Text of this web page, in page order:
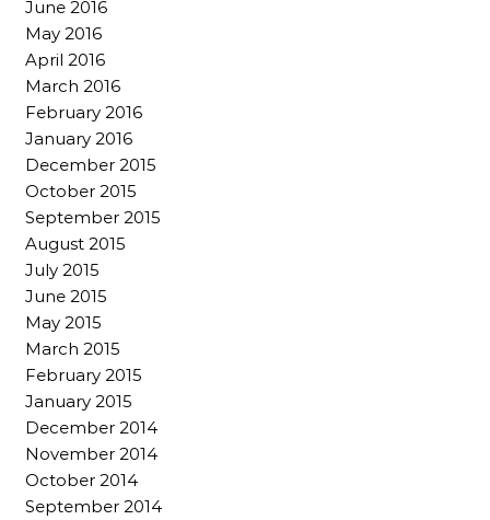
June 2016
May 2016
April 2016
March 2016
February 2016
January 2016
December 2015
October 2015
September 2015
August 2015
July 2015
June 2015
May 2015
March 2015
February 2015
January 2015
December 2014
November 2014
October 2014
September 2014